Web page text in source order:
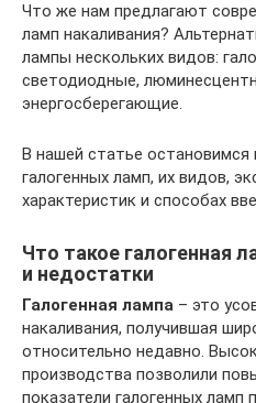
Что же нам предлагают
ламп накаливания?
лампы нескольких видов:
светодиодные,
энергосберегающие.
В нашей статье остановимся
галогенных ламп, их видов,
характеристик и способах
Что такое галогенная
и недостатки
Галогенная лампа – это
накаливания, получившая
относительно недавно.
производства позволили
показатели галогенных ламп